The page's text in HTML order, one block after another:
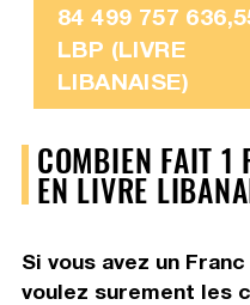
84 499 757
LBP (LIVRE
LIBANAISE)
COMBIEN FAIT 1
EN LIVRE
Si vous avez un
voulez surement les